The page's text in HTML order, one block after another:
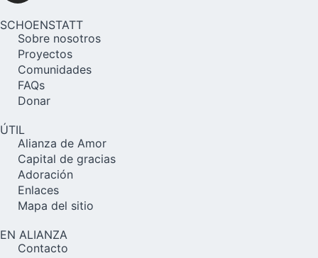
SCHOENSTATT
Sobre nosotros
Proyectos
Comunidades
FAQs
Donar
ÚTIL
Alianza de Amor
Capital de gracias
Adoración
Enlaces
Mapa del sitio
EN ALIANZA
Contacto